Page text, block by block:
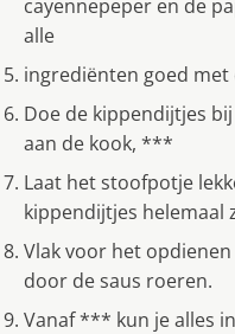
cayennepeper en de
alle
ingrediënten goed
Doe de kippendijtjes
aan de kook, ***
Laat het stoofpotje
kippendijtjes helemaal
Vlak voor het
door de saus roeren.
Vanaf *** kun je alles